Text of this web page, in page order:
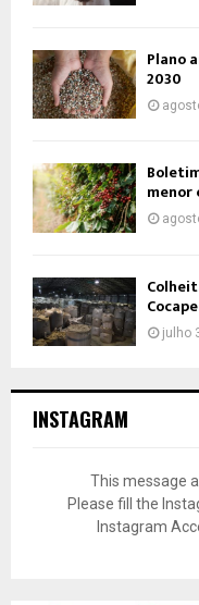
Plano
2030
menor
julho
INSTAGRAM
This message
Please fill the
Instagram